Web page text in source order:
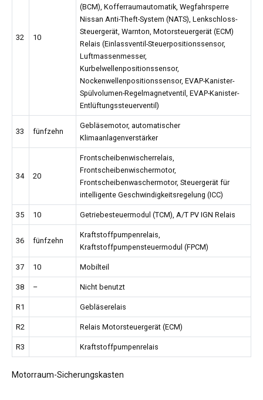
32 10
(BCM), Kofferraumautomatik, Wegfahrsperre
Nissan Anti-Theft-System (NATS), Lenkschloss-
Steuergerät, Warnton, Motorsteuergerät (ECM)
Relais (Einlassventil-Steuerpositionssensor,
Luftmassenmesser,
Kurbelwellenpositionssensor,
Nockenwellenpositionssensor, EVAP-Kanister-
Spülvolumen-Regelmagnetventil, EVAP-Kanister-
Entlüftungssteuerventil)
33 fünfzehn
Gebläsemotor, automatischer
Klimaanlagenverstärker
34 20
Frontscheibenwischerrelais,
Frontscheibenwischermotor,
Frontscheibenwaschermotor, Steuergerät für
intelligente Geschwindigkeitsregelung (ICC)
35 10 Getriebesteuermodul (TCM), A/T PV IGN Relais
36 fünfzehn
Kraftstoffpumpenrelais,
Kraftstoffpumpensteuermodul (FPCM)
37 10 Mobilteil
38 – Nicht benutzt
R1 Gebläserelais
R2 Relais Motorsteuergerät (ECM)
R3 Kraftstoffpumpenrelais
Motorraum-Sicherungskasten